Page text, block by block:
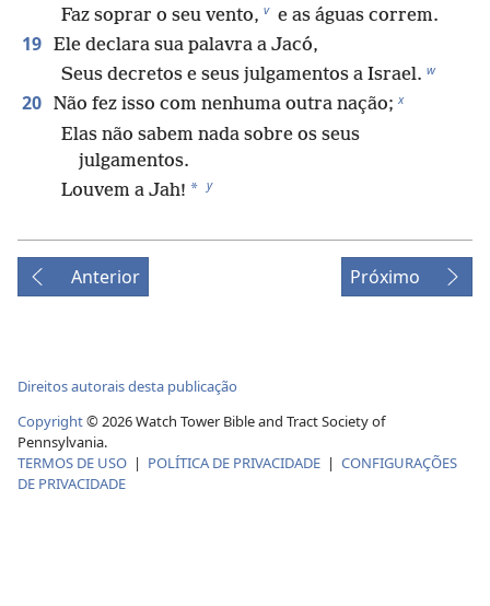
Faz soprar o seu vento, v e as águas correm.
19 Ele declara sua palavra a Jacó,
Seus decretos e seus julgamentos a Israel. w
20 Não fez isso com nenhuma outra nação; x
Elas não sabem nada sobre os seus
julgamentos.
Louvem a Jah! * y
Anterior Próximo
Direitos autorais desta publicação
Copyright©2026Watch Tower Bible and Tract Society of
Pennsylvania.
TERMOS DE USO | POLÍTICA DE PRIVACIDADE | CONFIGURAÇÕES
DE PRIVACIDADE